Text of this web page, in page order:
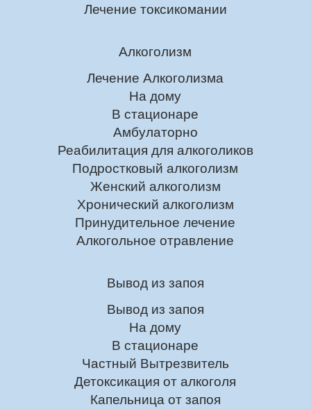
Лечение токсикомании
Алкоголизм
Лечение Алкоголизма
На дому
В стационаре
Амбулаторно
Реабилитация для алкоголиков
Подростковый алкоголизм
Женский алкоголизм
Хронический алкоголизм
Принудительное лечение
Алкогольное отравление
Вывод из запоя
Вывод из запоя
На дому
В стационаре
Частный Вытрезвитель
Детоксикация от алкоголя
Капельница от запоя